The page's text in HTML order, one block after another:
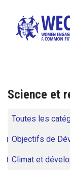
Science et
Toutes les
Objectifs de
Climat et